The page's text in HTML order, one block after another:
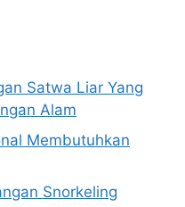
Satwa Liar Yang
Alam
Membutuhkan
Snorkeling